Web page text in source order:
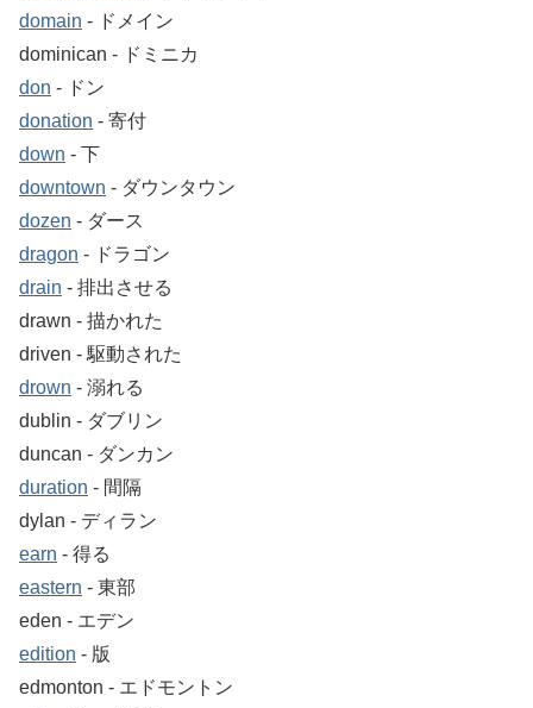
domain ‐ ドメイン
dominican ‐ ドミニカ
don ‐ ドン
donation ‐ 寄付
down ‐ 下
downtown ‐ ダウンタウン
dozen ‐ ダース
dragon ‐ ドラゴン
drain ‐ 排出させる
drawn ‐ 描かれた
driven ‐ 駆動された
drown ‐ 溺れる
dublin ‐ ダブリン
duncan ‐ ダンカン
duration ‐ 間隔
dylan ‐ ディラン
earn ‐ 得る
eastern ‐ 東部
eden ‐ エデン
edition ‐ 版
edmonton ‐ エドモントン